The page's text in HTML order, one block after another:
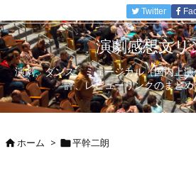
Twitter
演劇感想文リ
演劇、ダンス、ミュージカル（国内上
評、レビューリンクのまと
ホーム > 平幹二朗